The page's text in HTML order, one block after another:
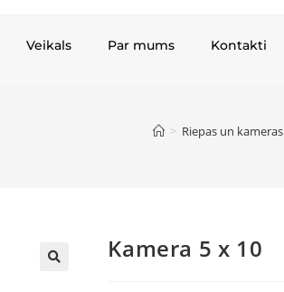
Veikals Par mums Kontakti
> Riepas un kameras
Kamera 5 x 10